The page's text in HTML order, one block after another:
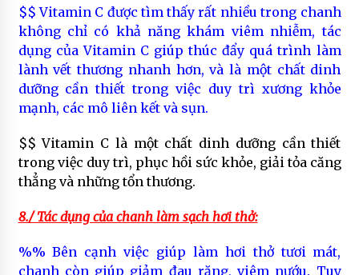
$$ Vitamin C được tìm thấy rất nhiều trong chanh
không chỉ có khả năng khám viêm nhiễm, tác
dụng của Vitamin C giúp thúc đẩy quá trình làm
lành vết thương nhanh hơn, và là một chất dinh
dưỡng cần thiết trong việc duy trì xương khỏe
mạnh, các mô liên kết và sụn.
$$ Vitamin C là một chất dinh dưỡng cần thiết
trong việc duy trì, phục hồi sức khỏe, giải tỏa căng
thẳng và những tổn thương.
8./ Tác dụng của chanh làm sạch hơi thở:
%% Bên cạnh việc giúp làm hơi thở tươi mát,
chanh còn giúp giảm đau răng, viêm nướu. Tuy